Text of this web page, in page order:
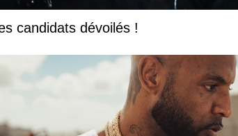
candidats dévoilés !